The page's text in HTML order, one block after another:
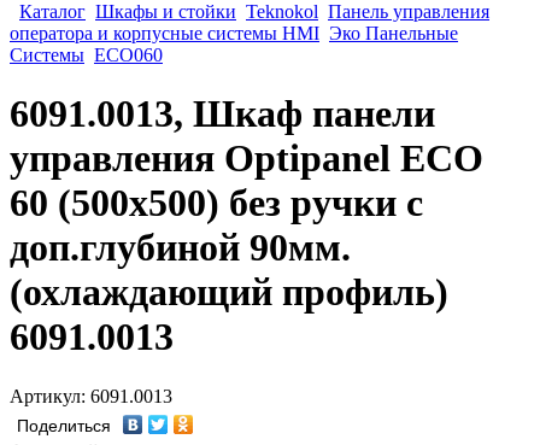
Каталог Шкафы и стойки Teknokol Панель управления
оператора и корпусные системы HMI Эко Панельные
Системы ECO060
6091.0013, Шкаф панели
управления Optipanel ECO
60 (500х500) без ручки с
доп.глубиной 90мм.
(охлаждающий профиль)
6091.0013
Артикул: 6091.0013
Поделиться